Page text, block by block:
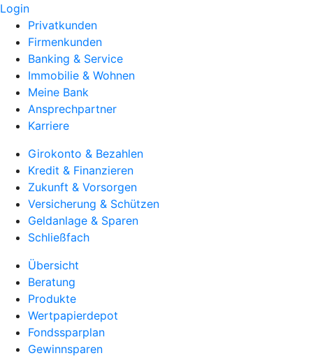
Login
Privatkunden
Firmenkunden
Banking & Service
Immobilie & Wohnen
Meine Bank
Ansprechpartner
Karriere
Girokonto & Bezahlen
Kredit & Finanzieren
Zukunft & Vorsorgen
Versicherung & Schützen
Geldanlage & Sparen
Schließfach
Übersicht
Beratung
Produkte
Wertpapierdepot
Fondssparplan
Gewinnsparen